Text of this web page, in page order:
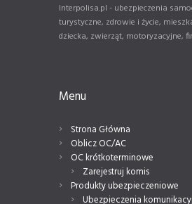
Interpolisa.pl - ubezpieczenia
turystyczne, zdrowie i życie,
dziecka, zwierząt, motoryzacyjne,
Menu
Strona Główna
Oblicz OC/AC
OC krótkoterminowe
Zarejestruj komis
Produkty ubezpieczeniowe
Ubezpieczenia